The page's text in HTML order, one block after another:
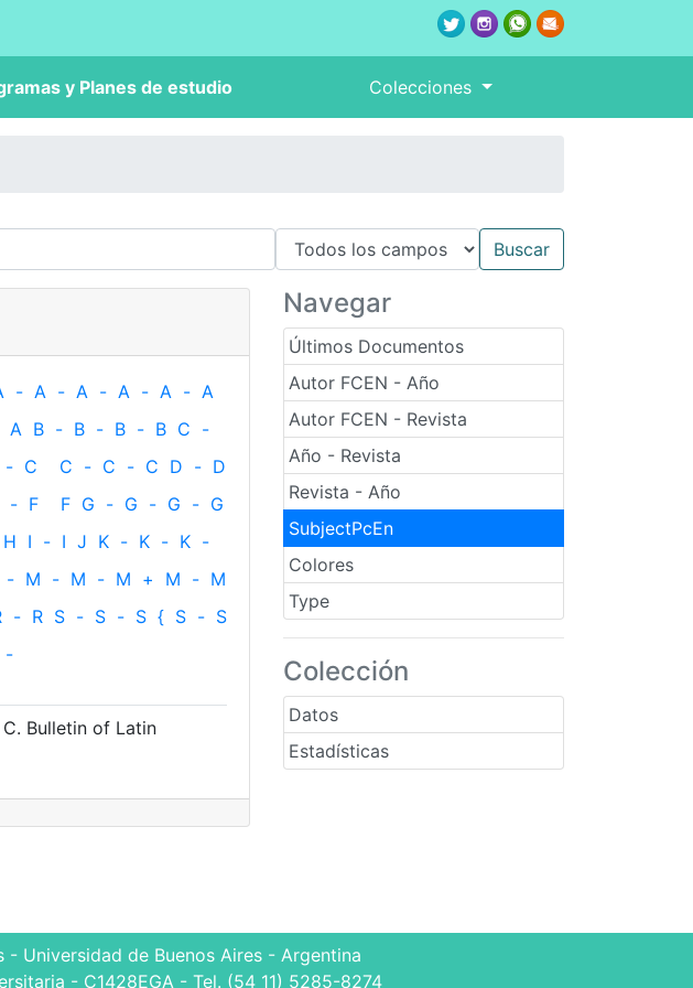
y Planes de estudio Colecciones
Navegar
Últimos Documentos
Autor FCEN - Año
Autor FCEN - Revista
Año - Revista
Revista - Año
SubjectPcEn
Colores
Type
Colección
Datos
Estadísticas
- A - A - A - A - A
A B - B - B - B C -
- C C - C - C D - D
- F F G - G - G - G
H I - I J K - K - K -
- M - M - M + M - M
- R S - S - S { S - S
-
Bulletin of Latin
Universidad de Buenos Aires - Argentina
- C1428EGA - Tel. (54 11) 5285-8274